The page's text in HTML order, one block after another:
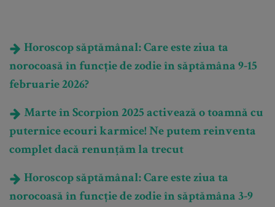
Horoscop săptămânal: Care este ziua ta
norocoasă în funcție de zodie în săptămâna 9-15
februarie 2026?
Marte în Scorpion 2025 activează o toamnă cu
puternice ecouri karmice! Ne putem reinventa
complet dacă renunțăm la trecut
Horoscop săptămânal: Care este ziua ta
norocoasă în funcție de zodie în săptămâna 3-9